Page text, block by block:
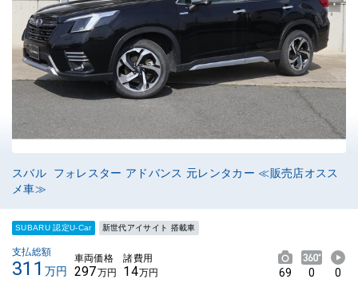
スバル フォレスター アドバンス 元レンタカー ≪販売店オスス
メ車≫
SUBARU 認定U-Car 新世代アイサイト 搭載車
支払総額
311 万円
車両価格
297万円
諸費用
14万円 69 0 0